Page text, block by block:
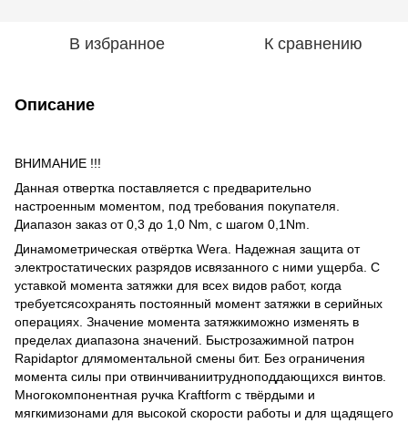
В избранное К сравнению
Описание
ВНИМАНИЕ !!!
Данная отвертка поставляется с предварительно
настроенным моментом, под требования покупателя.
Диапазон заказ от 0,3 до 1,0 Nm, с шагом 0,1Nm.
Динамометрическая отвёртка Wera. Надежная защита от
электростатических разрядов исвязанного с ними ущерба. С
уставкой момента затяжки для всех видов работ, когда
требуетсясохранять постоянный момент затяжки в серийных
операциях. Значение момента затяжкиможно изменять в
пределах диапазона значений. Быстрозажимной патрон
Rapidaptor длямоментальной смены бит. Без ограничения
момента силы при отвинчиваниитрудноподдающихся винтов.
Многокомпонентная ручка Kraftform с твёрдыми и
мягкимизонами для высокой скорости работы и для щадящего